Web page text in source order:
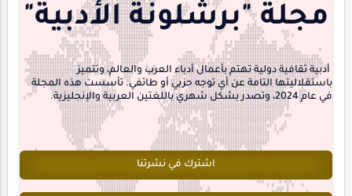
هايكو
interview
مجلة "برشلونة الأدبية"
أدبية ثقافية دولية تهتم بأعمال أدباء العرب والعالم، وتتميز
باستقلاليتها التامة عن أي توجه حزبي أو طائفي. تأسست هذه المجلة
في عام 2024، وتصدر بشكل شهري باللغتين العربية والإنجليزية.
اشترك في نشرتنا